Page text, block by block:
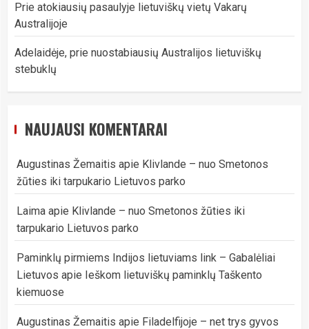
Prie atokiausių pasaulyje lietuviškų vietų Vakarų
Australijoje
Adelaidėje, prie nuostabiausių Australijos lietuviškų
stebuklų
NAUJAUSI KOMENTARAI
Augustinas Žemaitis apie Klivlande – nuo Smetonos
žūties iki tarpukario Lietuvos parko
Laima apie Klivlande – nuo Smetonos žūties iki
tarpukario Lietuvos parko
Paminklų pirmiems Indijos lietuviams link – Gabalėliai
Lietuvos apie Ieškom lietuviškų paminklų Taškento
kiemuose
Augustinas Žemaitis apie Filadelfijoje – net trys gyvos